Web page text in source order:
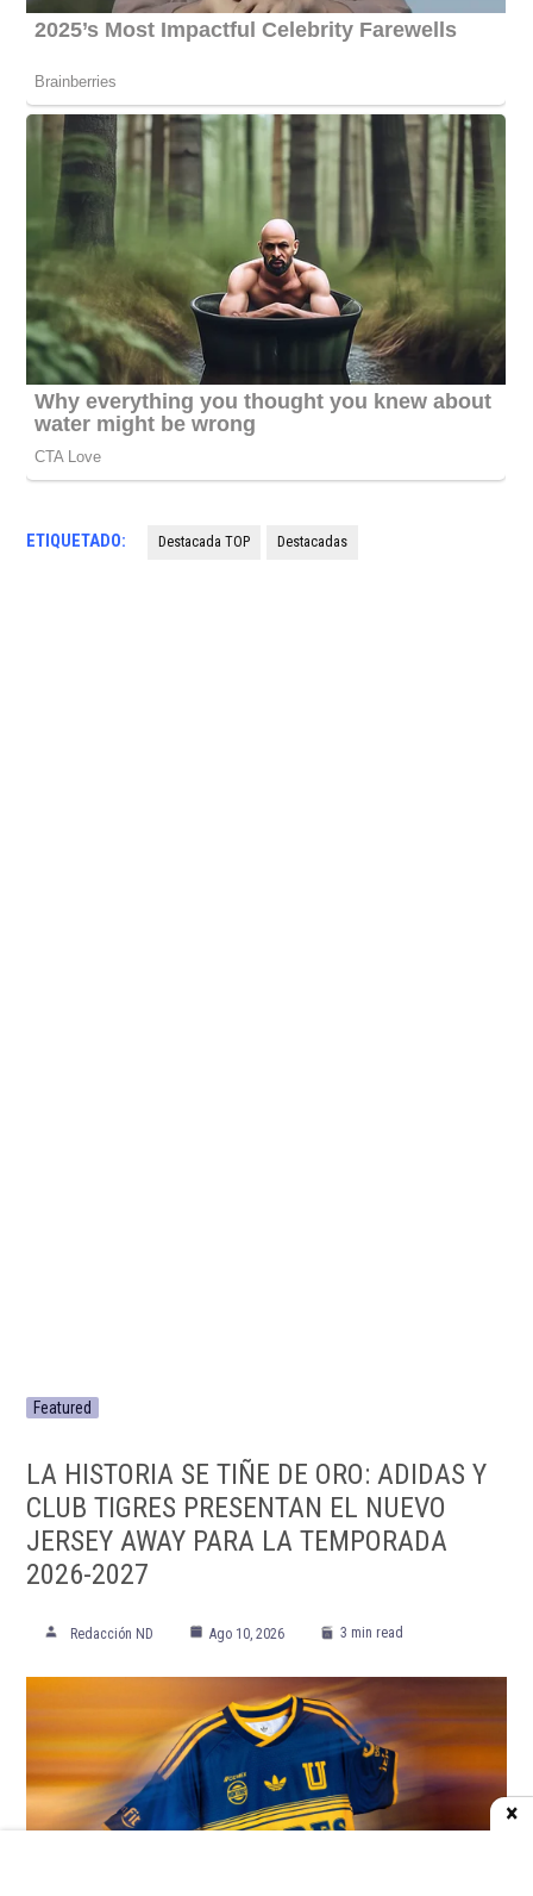
ETIQUETADO: Destacada TOP Destacadas
Featured
LA HISTORIA SE TIÑE DE ORO: ADIDAS Y
CLUB TIGRES PRESENTAN EL NUEVO
JERSEY AWAY PARA LA TEMPORADA
2026-2027
Redacción ND Ago 10, 2026 3 min read